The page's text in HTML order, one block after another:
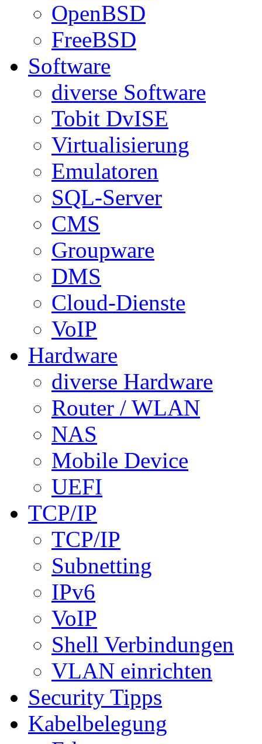
OpenBSD
FreeBSD
Software
diverse Software
Tobit DvISE
Virtualisierung
Emulatoren
SQL-Server
CMS
Groupware
DMS
Cloud-Dienste
VoIP
Hardware
diverse Hardware
Router / WLAN
NAS
Mobile Device
UEFI
TCP/IP
TCP/IP
Subnetting
IPv6
VoIP
Shell Verbindungen
VLAN einrichten
Security Tipps
Kabelbelegung